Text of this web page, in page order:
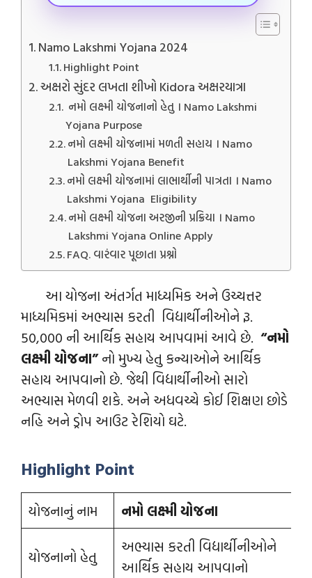
Namo Lakshmi Yojana 2024
Highlight Point
અક્ષરો સુંદર લખતા શીખો Kidora અક્ષરયાત્રા
નમો લક્ષ્મી યોજનાનો હેતુ । Namo Lakshmi
Yojana Purpose
નમો લક્ષ્મી યોજનામાં મળતી સહાય । Namo
Lakshmi Yojana Benefit
નમો લક્ષ્મી યોજનામાં લાભાર્થીની પાત્રતા । Namo
Lakshmi Yojana Eligibility
નમો લક્ષ્મી યોજના અરજીની પ્રક્રિયા । Namo
Lakshmi Yojana Online Apply
FAQ. વારંવાર પૂછાતા પ્રશ્નો
આ યોજના અંતર્ગત માધ્યમિક અને ઉચ્ચત્તર
માધ્યમિકમાં અભ્યાસ કરતી વિદ્યાર્થીનીઓને રૂ.
50,000 ની આર્થિક સહાય આપવામાં આવે છે. “નમો
લક્ષ્મી યોજના”નો મુખ્ય હેતુ કન્યાઓને આર્થિક
સહાય આપવાનો છે. જેથી વિદ્યાર્થીનીઓ સારો
અભ્યાસ મેળવી શકે. અને અધવચ્ચે કોઈ શિક્ષણ છોડે
નહિ અને ડ્રોપ આઉટ રેશિયો ઘટે.
Highlight Point
યોજનાનું નામ નમો લક્ષ્મી યોજના
યોજનાનો હેતુ
અભ્યાસ કરતી વિદ્યાર્થીનીઓને
આર્થિક સહાય આપવાનો